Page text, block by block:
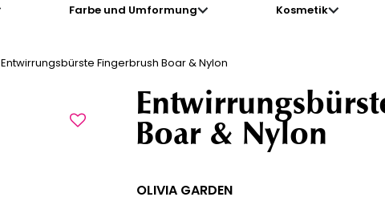
Farbe und Umformung Kosmetik
Entwirrungsbürste Fingerbrush Boar & Nylon
Boar & Nylon
OLIVIA GARDEN